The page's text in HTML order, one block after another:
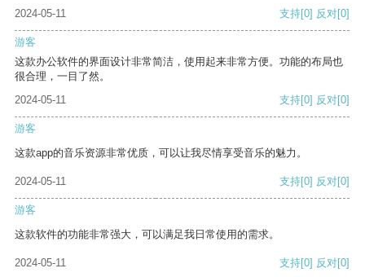
2024-05-11
支持[0] 反对[0]
游客
这款办公软件的界面设计非常简洁，使用起来非常方便。功能的布局也
很合理，一目了然。
2024-05-11
支持[0] 反对[0]
游客
这款app的音乐资源非常优质，可以让我尽情享受音乐的魅力。
2024-05-11 支持[0] 反对[0]
游客
这款软件的功能非常强大，可以满足我日常使用的需求。
2024-05-11 支持[0] 反对[0]